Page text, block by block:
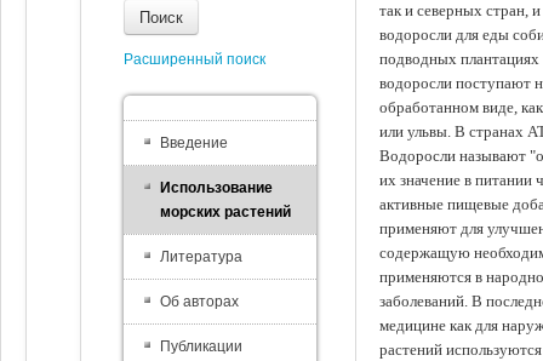
так и северных стран,
водоросли для еды
подводных
водоросли поступают
обработанном виде,
или ульвы. В странах
Водоросли называют
их значение в питании
активные пищевые
применяют для
содержащую
применяются в
заболеваний. В
медицине как для
растений
Поиск
Расширенный поиск
Введение
Использование
морских растений
Литература
Об авторах
Публикации